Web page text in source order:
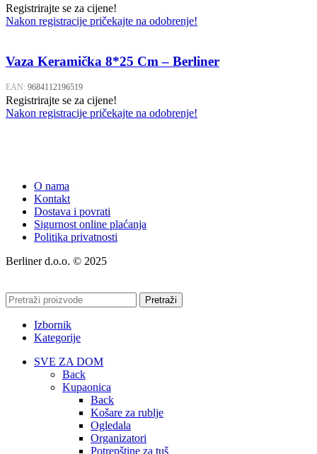
Registrirajte se za cijene!
Nakon registracije pričekajte na odobrenje!
Vaza Keramička 8*25 Cm – Berliner
EAN: 9684112196519
Registrirajte se za cijene!
Nakon registracije pričekajte na odobrenje!
O nama
Kontakt
Dostava i povrati
Sigurnost online plaćanja
Politika privatnosti
Berliner d.o.o. © 2025
Pretraži
Izbornik
Kategorije
SVE ZA DOM
Back
Kupaonica
Back
Košare za rublje
Ogledala
Organizatori
Potrepštine za tuš